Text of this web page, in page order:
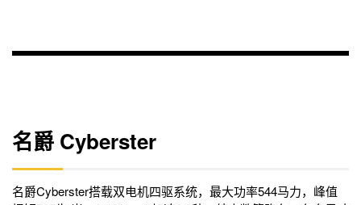
名爵 Cyberster
名爵Cyberster搭载双电机四驱系统，最大功率544马力，峰值